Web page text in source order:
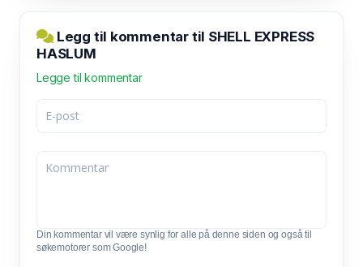
Legg til kommentar til SHELL EXPRESS
HASLUM
Legge til kommentar
Din kommentar vil være synlig for alle på denne siden og også til
søkemotorer som Google!